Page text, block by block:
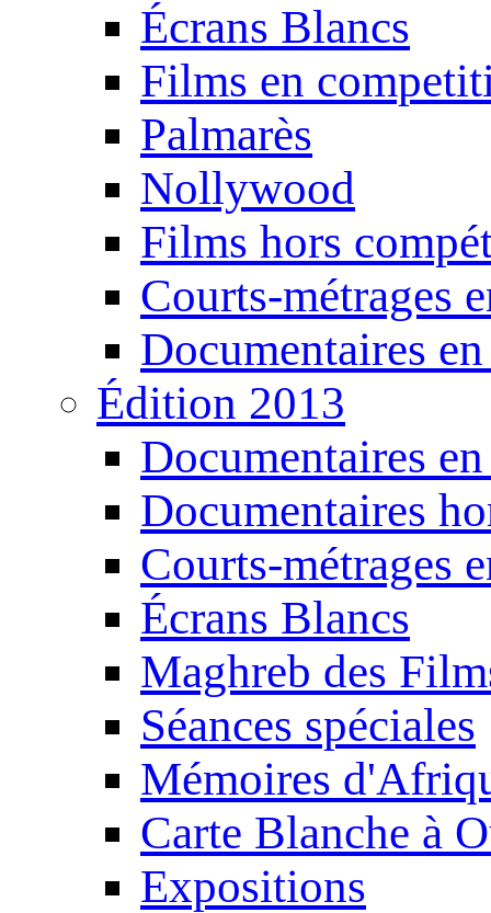
Écrans Blancs
Films en
Palmarès
Nollywood
Films hors
Courts-métrages
Documentaires
Édition 2013
Documentaires
Documentaires
Courts-métrages
Écrans Blancs
Maghreb des
Séances spéciales
Mémoires
Carte Blanche à
Expositions